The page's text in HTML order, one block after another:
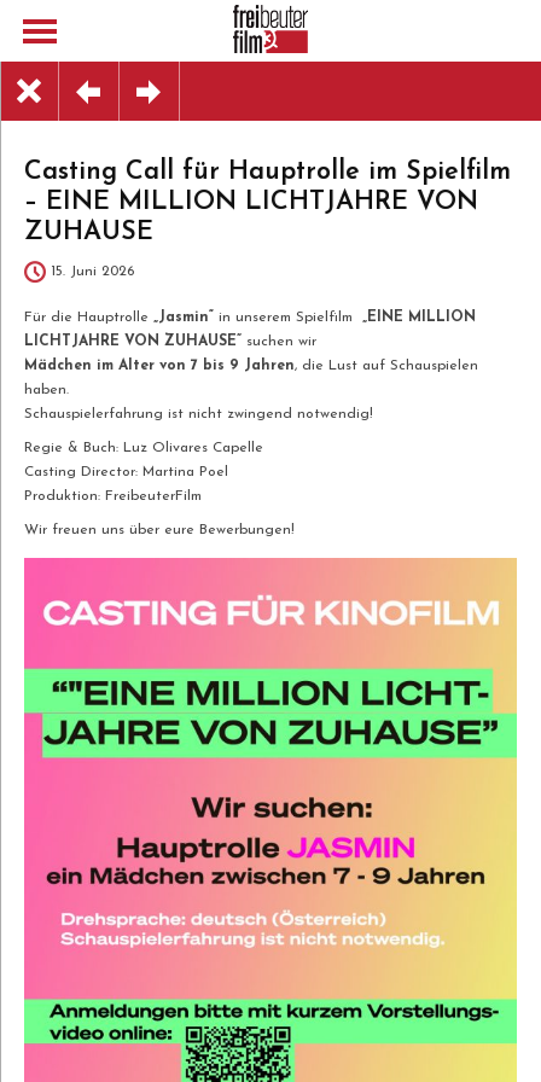
Casting Call für Hauptrolle im Spielfilm
– EINE MILLION LICHTJAHRE VON
ZUHAUSE
15. Juni 2026
Für die Hauptrolle „Jasmin“ in unserem Spielfilm „EINE MILLION
LICHTJAHRE VON ZUHAUSE”
suchen wir
Mädchen im Alter von 7 bis 9 Jahren, die Lust auf Schauspielen
haben.
Schauspielerfahrung ist nicht zwingend notwendig!
Regie & Buch: Luz Olivares Capelle
Casting Director: Martina Poel
Produktion: FreibeuterFilm
Wir freuen uns über eure Bewerbungen!